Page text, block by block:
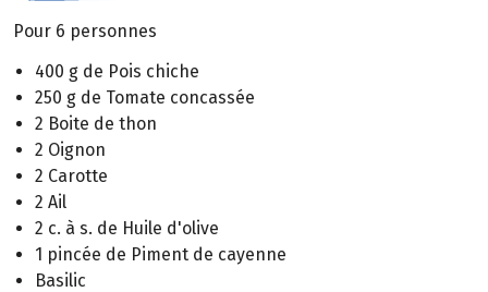
Pour 6 personnes
400 g de Pois chiche
250 g de Tomate concassée
2 Boite de thon
2 Oignon
2 Carotte
2 Ail
2 c. à s. de Huile d'olive
1 pincée de Piment de cayenne
Basilic